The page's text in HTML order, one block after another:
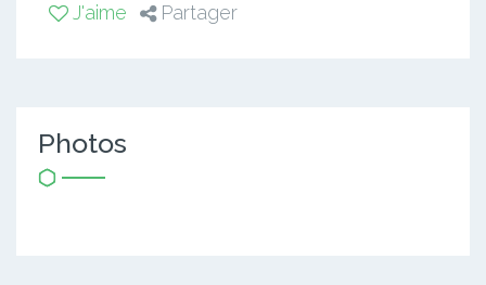
J'aime Partager
Photos